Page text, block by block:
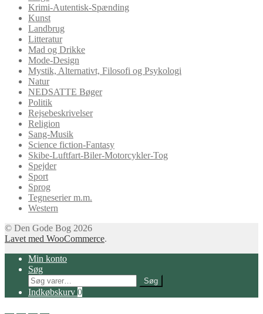
Krimi-Autentisk-Spænding
Kunst
Landbrug
Litteratur
Mad og Drikke
Mode-Design
Mystik, Alternativt, Filosofi og Psykologi
Natur
NEDSATTE Bøger
Politik
Rejsebeskrivelser
Religion
Sang-Musik
Science fiction-Fantasy
Skibe-Luftfart-Biler-Motorcykler-Tog
Spejder
Sport
Sprog
Tegneserier m.m.
Western
© Den Gode Bog 2026
Lavet med WooCommerce.
Min konto
Søg
Søg
efter:
Søg
Indkøbskurv 0